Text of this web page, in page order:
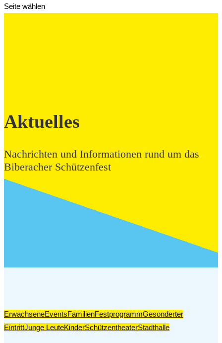
Seite wählen
Aktuelles
Nachrichten und Informationen rund um das
Biberacher Schützenfest
ErwachseneEventsFamilienFestprogrammGesonderter
EintrittJunge LeuteKinderSchützentheaterStadthalle